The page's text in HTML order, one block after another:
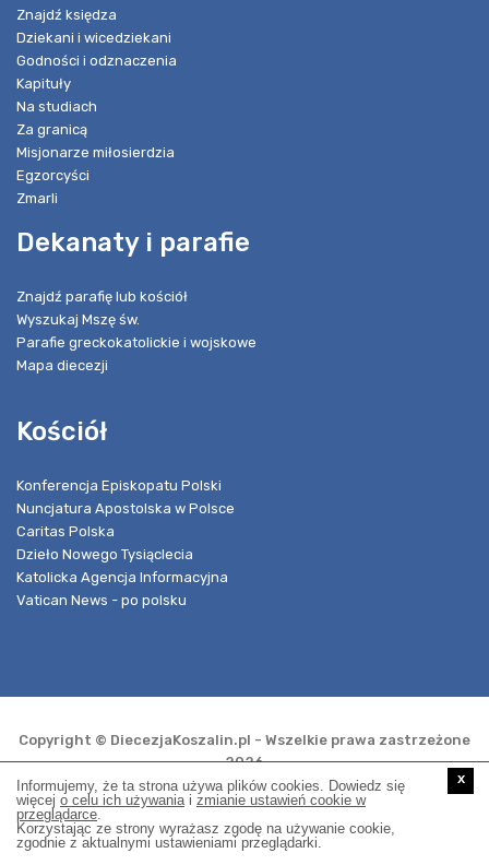
Znajdź księdza
Dziekani i wicedziekani
Godności i odznaczenia
Kapituły
Na studiach
Za granicą
Misjonarze miłosierdzia
Egzorcyści
Zmarli
Dekanaty i parafie
Znajdź parafię lub kościół
Wyszukaj Mszę św.
Parafie greckokatolickie i wojskowe
Mapa diecezji
Kościół
Konferencja Episkopatu Polski
Nuncjatura Apostolska w Polsce
Caritas Polska
Dzieło Nowego Tysiąclecia
Katolicka Agencja Informacyjna
Vatican News - po polsku
Copyright © DiecezjaKoszalin.pl - Wszelkie prawa zastrzeżone
2026
Realizacja i opieka techniczna:
Informujemy, że ta strona używa plików cookies. Dowiedz się
więcej o celu ich używaniai zmianie ustawień cookie w
przeglądarce.
Korzystając ze strony wyrażasz zgodę na używanie cookie,
zgodnie z aktualnymi ustawieniami przeglądarki.
x